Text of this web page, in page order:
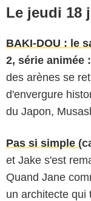
Le jeudi 18
BAKI-DOU : le
2, série animée :
des arènes se
d'envergure
du Japon,
Pas si simple
et Jake s'est
Quand Jane
un architecte qui